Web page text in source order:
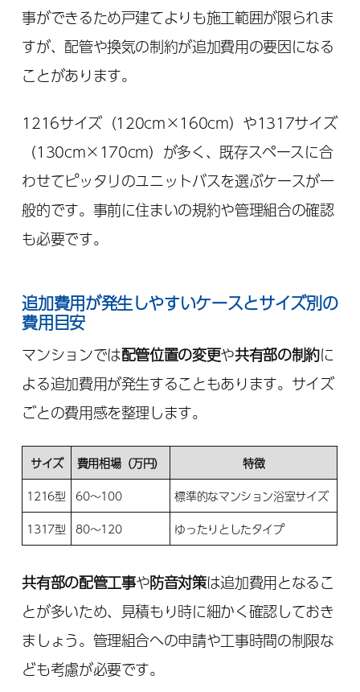
事ができるため戸建てよりも施工範囲が限られま
すが、配管や換気の制約が追加費用の要因になる
ことがあります。
1216サイズ（120cm×160cm）や1317サイズ
（130cm×170cm）が多く、既存スペースに合
わせてピッタリのユニットバスを選ぶケースが一
般的です。事前に住まいの規約や管理組合の確認
も必要です。
追加費用が発生しやすいケースとサイズ別の
費用目安
マンションでは配管位置の変更や共有部の制約に
よる追加費用が発生することもあります。サイズ
ごとの費用感を整理します。
サイズ 費用相場（万円）
特徴
1216型
60～100
標準的なマンション浴室サイズ
1317型
80～120 ゆったりとしたタイプ
共有部の配管工事や防音対策は追加費用となるこ
とが多いため、見積もり時に細かく確認しておき
ましょう。管理組合への申請や工事時間の制限な
ども考慮が必要です。